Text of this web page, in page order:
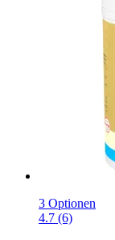
3 Optionen
4.7 (6)